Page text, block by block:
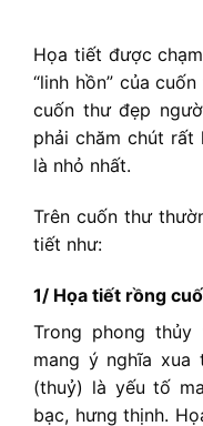
Họa tiết được
“linh hồn” của
cuốn thư đẹp
phải chăm chút
là nhỏ nhất.
Trên cuốn thư
tiết như:
1/ Họa tiết rồng
Trong phong
mang ý nghĩa xua
(thuỷ) là yếu tố
bạc, hưng thịnh.